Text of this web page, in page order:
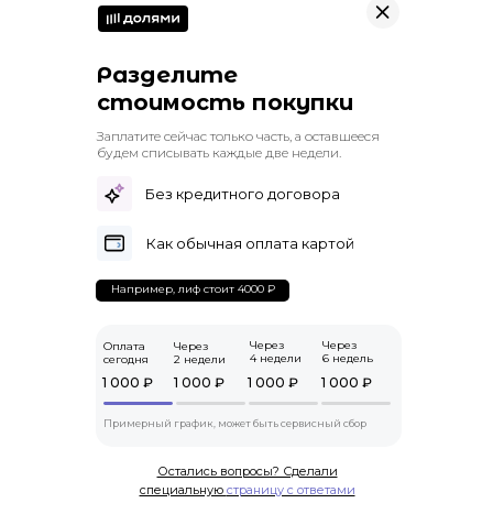
Через
6 недель
1 000 ₽
Через
4 недели
1 000 ₽
Через
2 недели
1 000 ₽
Примерный график, может быть сервисный сбор
Оплата
сегодня
1 000 ₽
Остались вопросы? Сделали
специальную страницу с ответами
Как обычная оплата картой
Без кредитного договора
Заплатите сейчас только часть, а оставшееся
будем списывать каждые две недели.
Разделите
стоимость покупки
Например, лиф стоит 4000 ₽